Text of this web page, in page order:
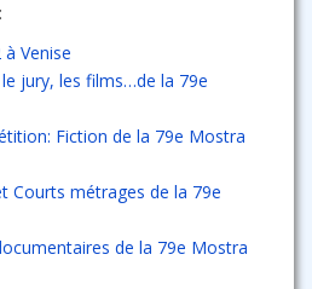
Venise
jury, les films…de la 79e
Fiction de la 79e Mostra
Courts métrages de la 79e
de la 79e Mostra